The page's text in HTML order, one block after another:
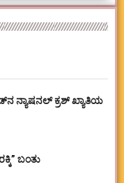
ನ್ಯಾಷನಲ್ ಕ್ರಶ್ ಖ್ಯಾತಿಯ
ಬಂತು